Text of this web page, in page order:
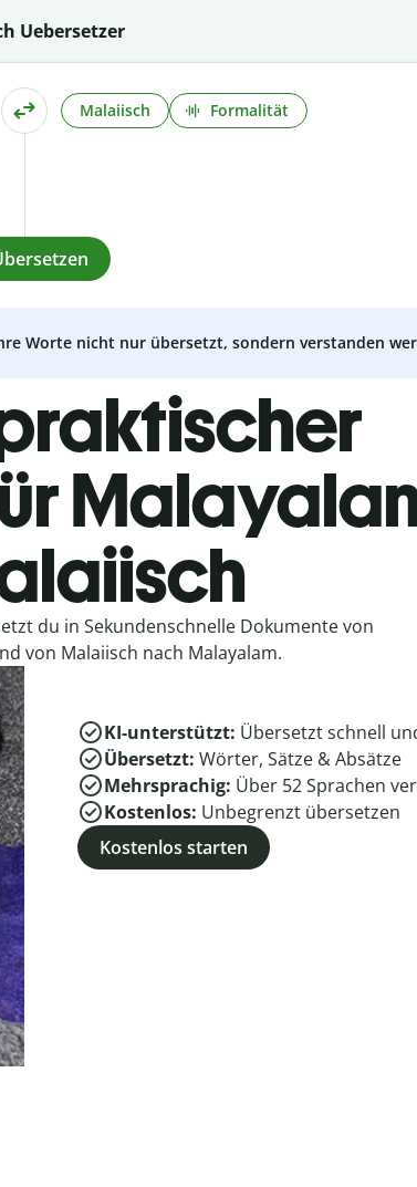
Uebersetzer
Malaiisch Formalität
Worte nicht nur übersetzt, sondern verstanden
du in Sekundenschnelle Dokumente von
von Malaiisch nach Malayalam.
KI-unterstützt: Übersetzt schnell
Übersetzt: Wörter, Sätze & Absätze
Mehrsprachig: Über 52Sprachen
Kostenlos: Unbegrenzt übersetzen
Kostenlos starten